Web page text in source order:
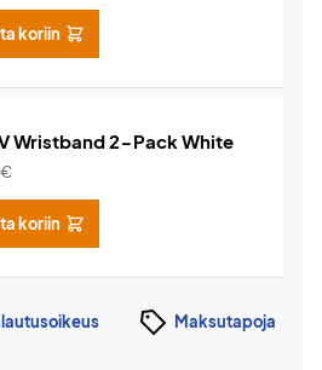
koriin
Wristband 2-Pack White
€
koriin
Maksutapoja